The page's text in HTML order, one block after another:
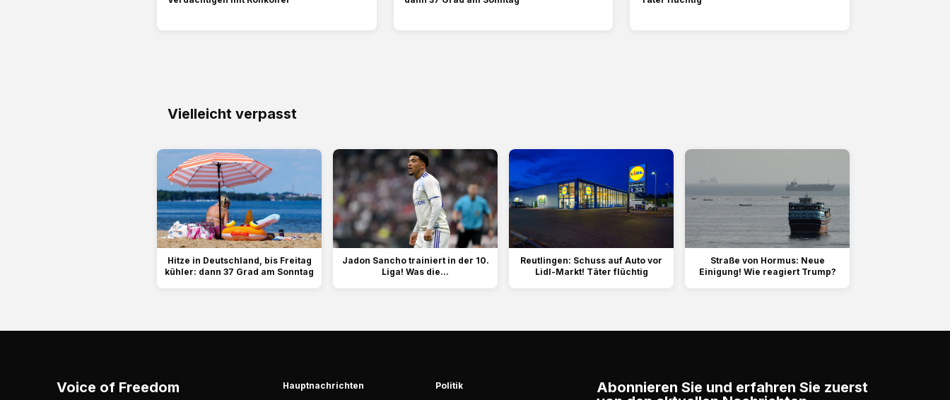
Vielleicht verpasst
Hitze in Deutschland, bis Freitag
kühler: dann 37 Grad am Sonntag
Jadon Sancho trainiert in der 10.
Liga! Was die...
Reutlingen: Schuss auf Auto vor
Lidl-Markt! Täter flüchtig
Straße von Hormus: Neue
Einigung! Wie reagiert Trump?
Voice of Freedom Hauptnachrichten Politik
Abonnieren Sie und erfahren Sie zuerst